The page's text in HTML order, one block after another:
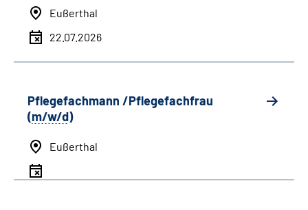
Eußerthal
22.07.2026
Pflegefachmann /Pflegefachfrau
(m/w/d)
Eußerthal